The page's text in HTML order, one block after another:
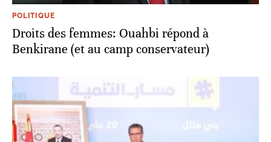
POLITIQUE
Droits des femmes: Ouahbi répond à
Benkirane (et au camp conservateur)